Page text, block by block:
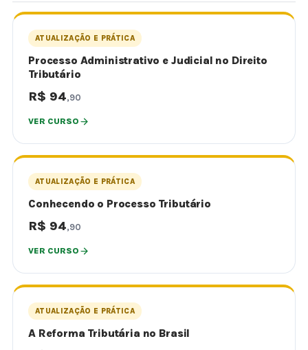
ATUALIZAÇÃO E PRÁTICA
Processo Administrativo e Judicial no Direito
Tributário
R$ 94,90
VER CURSO
ATUALIZAÇÃO E PRÁTICA
Conhecendo o Processo Tributário
R$ 94,90
VER CURSO
ATUALIZAÇÃO E PRÁTICA
A Reforma Tributária no Brasil